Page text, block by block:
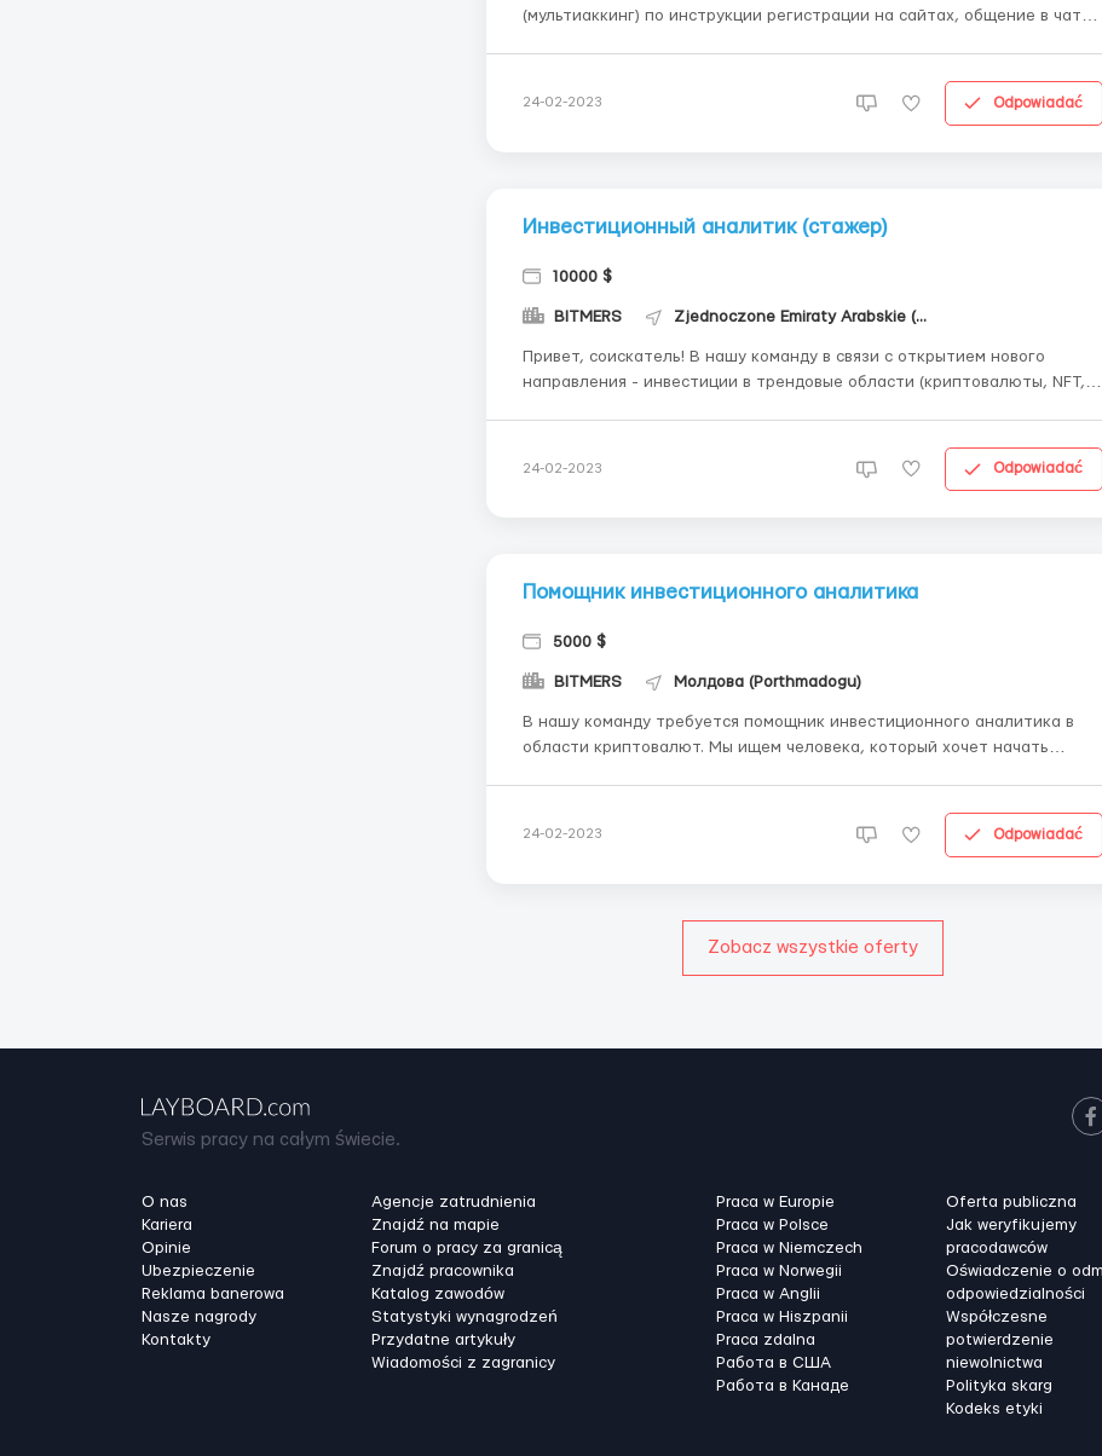
(мультиаккинг) по инструкции регистрации на сайтах, общение в чатах
24-02-2023 Odpowiadać
Инвестиционный аналитик (стажер)
10000 $
BITMERS Zjednoczone Emiraty Arabskie (Dubaj)
Привет, соискатель! В нашу команду в связи с открытием нового
направления - инвестиции в трендовые области (криптовалюты, NFT,
интересно данное направление. Нам не важен твой...
24-02-2023 Odpowiadać
Помощник инвестиционного аналитика
5000 $
BITMERS Молдова (Porthmadogu)
В нашу команду требуется помощник инвестиционного аналитика в
области криптовалют. Мы ищем человека, который хочет начать
именно - усидчивость, желание всецело...
24-02-2023 Odpowiadać
Zobacz wszystkie oferty
Serwis pracy na całym świecie.
O nas
Kariera
Opinie
Ubezpieczenie
Reklama banerowa
Nasze nagrody
Kontakty
Agencje zatrudnienia
Znajdź na mapie
Forum o pracy za granicą
Znajdź pracownika
Katalog zawodów
Statystyki wynagrodzeń
Przydatne artykuły
Wiadomości z zagranicy
Praca w Europie
Praca w Polsce
Praca w Niemczech
Praca w Norwegii
Praca w Anglii
Praca w Hiszpanii
Praca zdalna
Работа в США
Работа в Канадe
Oferta publiczna
Jak weryfikujemy
pracodawców
Oświadczenie o
odpowiedzialności
Współczesne
potwierdzenie
niewolnictwa
Polityka skarg
Kodeks etyki